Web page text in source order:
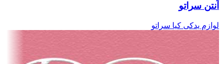
آنتن سراتو
لوازم یدکی کیا سراتو